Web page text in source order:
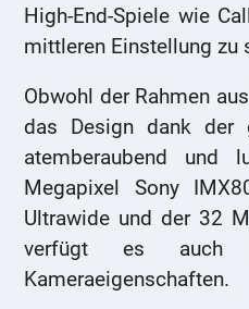
High-End-Spiele wie
mittleren Einstellung zu
Obwohl der Rahmen
das Design dank der
atemberaubend und
Megapixel Sony
Ultrawide und der 32
verfügt es auch
Kameraeigenschaften.